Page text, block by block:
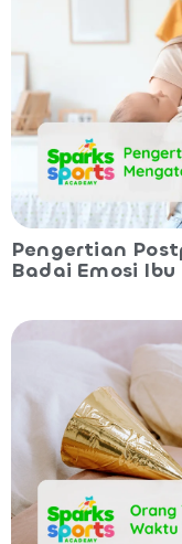
Pengertian
Badai Emosi Ibu